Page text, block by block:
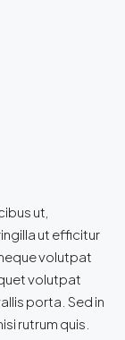
ut,
ut efficitur
volutpat
volutpat
porta. Sed in
rutrum quis.